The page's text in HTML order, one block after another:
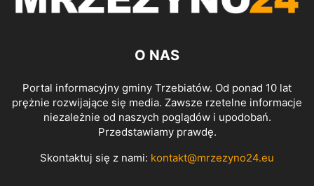
O NAS
Portal informacyjny gminy Trzebiatów. Od ponad 10 lat
prężnie rozwijające się media. Zawsze rzetelne informacje
niezależnie od naszych poglądów i upodobań.
Przedstawiamy prawdę.
Skontaktuj się z nami: kontakt@mrzezyno24.eu